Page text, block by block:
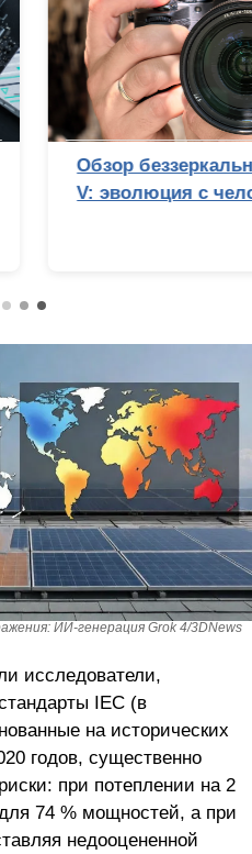
камеры Sony Alpha 7
лицом
ИИ-генерация Grok 4/3DNews
исследователи,
IEC (в
на исторических
годов, существенно
при потеплении на 2
74 % мощностей, а при
недооцененной